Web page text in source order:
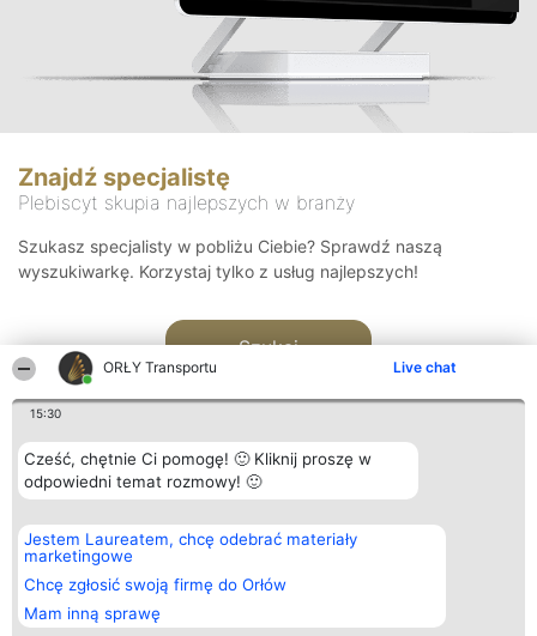
ORŁY Transportu Live chat
15:30
Cześć, chętnie Ci pomogę! 🙂 Kliknij proszę w
odpowiedni temat rozmowy! 🙂
Jestem Laureatem, chcę odebrać materiały
marketingowe
Chcę zgłosić swoją firmę do Orłów
Mam inną sprawę
Znajdź specjalistę
Plebiscyt skupia najlepszych w branży
Szukasz specjalisty w pobliżu Ciebie? Sprawdź naszą
wyszukiwarkę. Korzystaj tylko z usług najlepszych!
Szukaj
Organizator plebiscytu
Bright Side Solutions sp. z o.
o. sp. k.
ul. Ruska 22
Wrocław 50-079
KRS 0000749100 | Regon
381313360 | NIP 8943132676
Plebiscyt
Laureaci
wszystkich
Laureatów
Regulamin
Kontakt
Kontakt